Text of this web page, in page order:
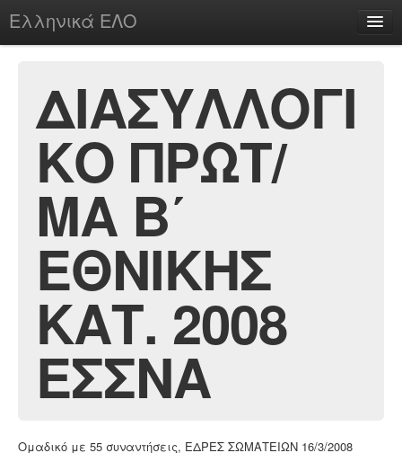
Ελληνικά ΕΛΟ
chesstu.be @ discord
Login
ΔΙΑΣΥΛΛΟΓΙ
ΚΟ ΠΡΩΤ/
ΜΑ Β΄
ΕΘΝΙΚΗΣ
ΚΑΤ. 2008
ΕΣΣΝΑ
Ομαδικό με 55 συναντήσεις, ΕΔΡΕΣ ΣΩΜΑΤΕΙΩΝ 16/3/2008